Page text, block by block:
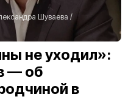
Шуваева /
не уходил»:
— об
в